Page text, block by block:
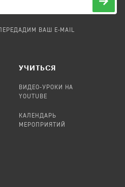
ВАШ E-MAIL
УЧИТЬСЯ
ВИДЕО-УРОКИ НА
YOUTUBE
КАЛЕНДАРЬ
МЕРОПРИЯТИЙ